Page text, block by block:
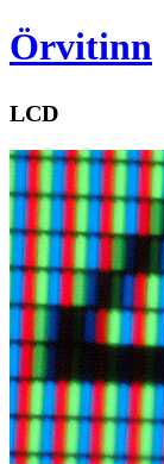
Örvitinn
LCD